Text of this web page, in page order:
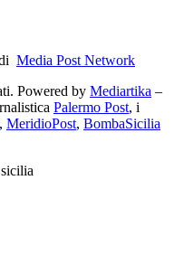
Media Post Network
Powered by Mediartika –
Palermo Post, i
, MeridioPost, BombaSicilia